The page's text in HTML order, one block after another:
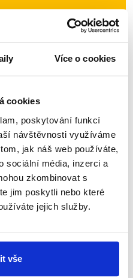
Více o cookies
cookies
poskytování funkcí
návštěvnosti využíváme
jak náš web používáte,
sociální média, inzerci a
zkombinovat s
jim poskytli nebo které
jejich služby.
vše
přinášíme
a
Česku šíří.
WhatsApp